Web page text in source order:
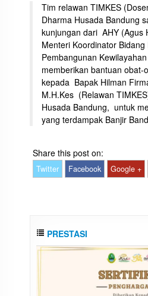
Tim relawan TIMKES
Dharma Husada Bandung
kunjungan dari AHY (Agus
Menteri Koordinator
Pembangunan
memberikan bantuan obat-
kepada Bapak Hilman
M.H.Kes (Relawan
Husada Bandung, untuk
yang terdampak Banjir
Share this post on:
Twitter Facebook Google +
PRESTASI